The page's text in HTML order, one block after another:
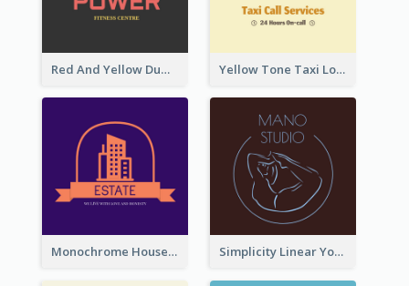
Red And Yellow Dumbbell Logo For Fitness Certre Yellow Tone Taxi Logo For Calling Services
Monochrome House Estate Logo Simplicity Linear Yoga Logo In Monochrome